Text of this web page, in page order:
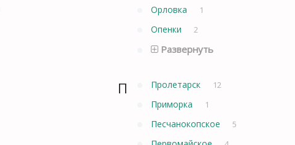
Орловка 1
Опенки 2
Развернуть
П Пролетарск 12
Приморка 1
Песчанокопское 5